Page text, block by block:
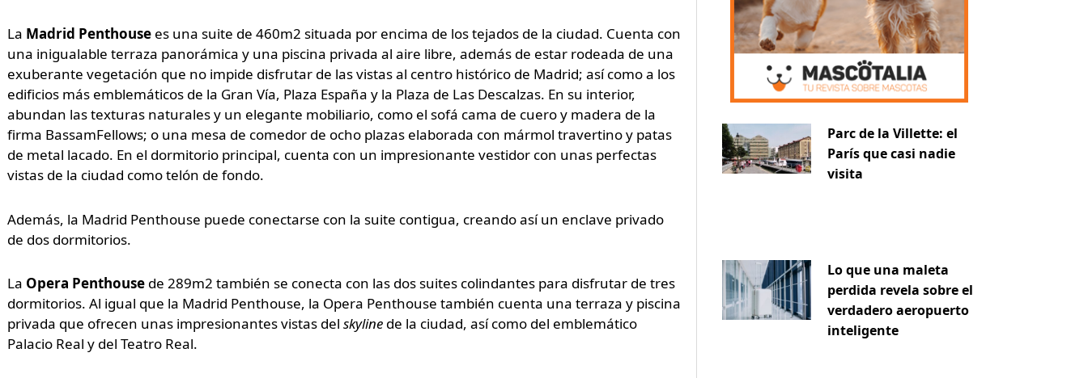
La Madrid Penthousees una suite de 460m2 situada por encima de los tejados de la ciudad. Cuenta con
una inigualable terraza panorámica y una piscina privada al aire libre, además de estar rodeada de una
exuberante vegetación que no impide disfrutar de las vistas al centro histórico de Madrid; así como a los
edificios más emblemáticos de la Gran Vía, Plaza España y la Plaza de Las Descalzas. En su interior,
abundan las texturas naturales y un elegante mobiliario, como el sofá cama de cuero y madera de la
firma BassamFellows; o una mesa de comedor de ocho plazas elaborada con mármol travertino y patas
de metal lacado. En el dormitorio principal, cuenta con un impresionante vestidor con unas perfectas
vistas de la ciudad como telón de fondo.
Además, la Madrid Penthouse puede conectarse con la suite contigua, creando así un enclave privado
de dos dormitorios.
La Opera Penthousede 289m2 también se conecta con las dos suites colindantes para disfrutar de tres
dormitorios. Al igual que la Madrid Penthouse, la Opera Penthouse también cuenta una terraza y piscina
privada que ofrecen unas impresionantes vistas del skylinede la ciudad, así como del emblemático
Palacio Real y del Teatro Real.
Parc de la Villette: el
París que casi nadie
visita
Lo que una maleta
perdida revela sobre el
verdadero aeropuerto
inteligente